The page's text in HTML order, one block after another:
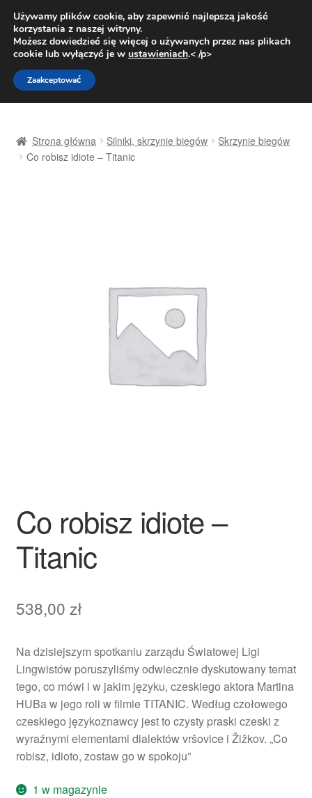
DOSTAWA od 31 zł
Pn.-pt. 9:00-16:00800 003 167
Przejdź
do
nawigacji
Przejdź
do
treści
Dostawa
Polityka prywatności
Zamówienia
Zasady i warunki
Strona główna Silniki, skrzynie biegów
Skrzynie biegów
Co robisz idiote – Titanic
Co robisz idiote –
Titanic
538,00 zł
Na dzisiejszym spotkaniu zarządu Światowej Ligi
Lingwistów poruszyliśmy odwiecznie dyskutowany temat
tego, co mówi i w jakim języku, czeskiego aktora Martina
HUBa w jego roli w filmie TITANIC. Według czołowego
czeskiego językoznawcy jest to czysty praski czeski z
wyraźnymi elementami dialektów vršovice i Žižkov. „Co
robisz, idioto, zostaw go w spokoju”
1 w magazynie
Używamy plików cookie, aby zapewnić najlepszą jakość
korzystania z naszej witryny.
Możesz dowiedzieć się więcej o używanych przez nas plikach
cookie lub wyłączyć je w ustawieniach.< /p>
Zaakceptować